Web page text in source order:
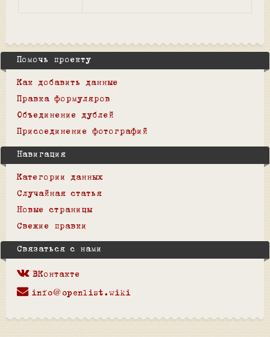
Помочь проекту
Как добавить данные
Правка формуляров
Объединение дублей
Присоединение фотографий
Навигация
Категории данных
Случайная статья
Новые страницы
Свежие правки
Связаться с нами
ВКонтакте
info@openlist.wiki